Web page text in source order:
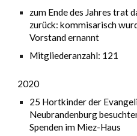
zum Ende des Jahres trat
zurück: kommisarisch
Vorstand ernannt
Mitgliederanzahl: 121
2020
25 Hortkinder der
Neubrandenburg
Spenden im Miez-Haus